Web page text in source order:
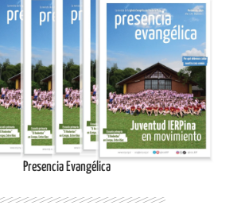
Ingresar
Presencia Evangélica